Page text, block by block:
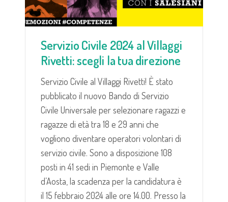
Servizio Civile 2024 al Villaggi
Rivetti: scegli la tua direzione
Servizio Civile al Villaggi Rivetti! È stato
pubblicato il nuovo Bando di Servizio
Civile Universale per selezionare ragazzi e
ragazze di età tra 18 e 29 anni che
vogliono diventare operatori volontari di
servizio civile. Sono a disposizione 108
posti in 41 sedi in Piemonte e Valle
d’Aosta, la scadenza per la candidatura è
il 15 febbraio 2024 alle ore 14.00. Presso la